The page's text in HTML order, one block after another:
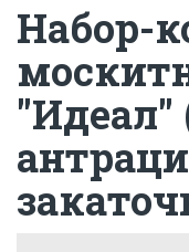
Набор-
"Идеал"